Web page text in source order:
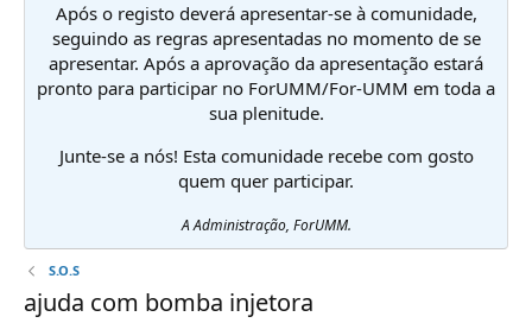
Após o registo deverá apresentar-se à comunidade,
seguindo as regras apresentadas no momento de se
apresentar. Após a aprovação da apresentação estará
pronto para participar no ForUMM/For-UMM em toda a
sua plenitude.
Junte-se a nós! Esta comunidade recebe com gosto
quem quer participar.
A Administração, ForUMM.
S.O.S
ajuda com bomba injetora